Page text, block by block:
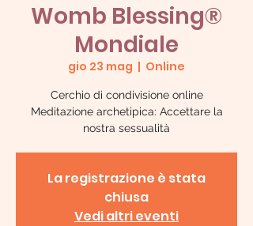
Womb Blessing®
Mondiale
gio 23 mag
  |
Online
Cerchio di condivisione online
Meditazione archetipica: Accettare la
nostra sessualità
La registrazione è stata
chiusa
Vedi altri eventi